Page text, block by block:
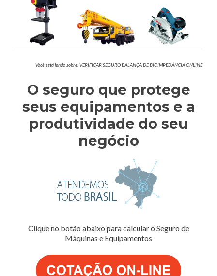
Você está lendo sobre: VERIFICAR SEGURO BALANÇA DE BIOIMPEDÂNCIA ONLINE
O seguro que protege
seus equipamentos e a
produtividade do seu
negócio
Clique no botão abaixo para calcular o Seguro de
Máquinas e Equipamentos